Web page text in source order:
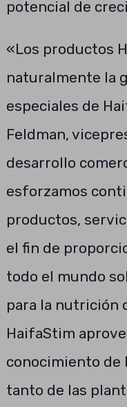
potencial de
«Los productos
naturalmente la
especiales de
Feldman,
desarrollo
esforzamos
productos,
el fin de
todo el mundo
para la nutrición
HaifaStim
conocimiento de
tanto de las